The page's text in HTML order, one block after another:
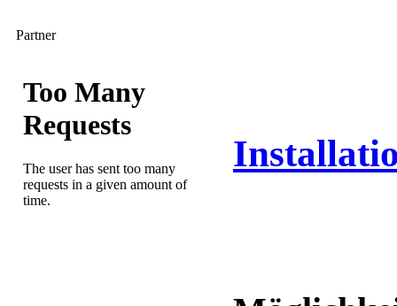
Partner